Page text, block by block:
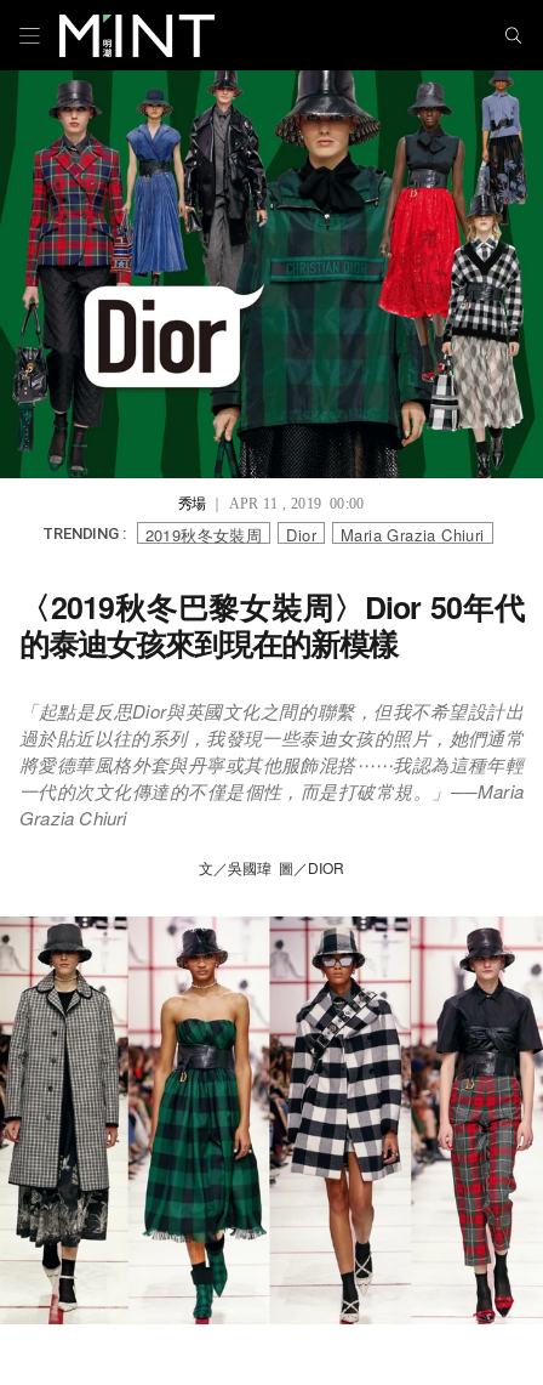
秀場｜ APR 11 , 2019 00:00
TRENDING : 2019秋冬女裝周 Dior Maria Grazia Chiuri
〈2019秋冬巴黎女裝周〉Dior 50年代
的泰迪女孩來到現在的新模樣
「起點是反思Dior與英國文化之間的聯繫，但我不希望設計出
過於貼近以往的系列，我發現一些泰迪女孩的照片，她們通常
將愛德華風格外套與丹寧或其他服飾混搭⋯⋯我認為這種年輕
一代的次文化傳達的不僅是個性，而是打破常規。」──Maria
Grazia Chiuri
文／吳國瑋 圖／DIOR